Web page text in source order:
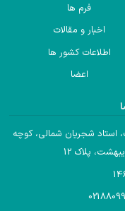
فرم ها
اخبار و مقالات
اطلاعات کشور ها
اعضا
استاد شجریان شمالی، کوچه
پلاک 12